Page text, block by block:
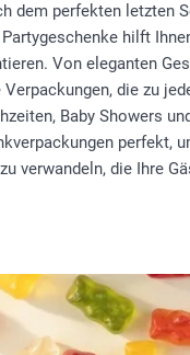
dem perfekten letzten
hilft
Von eleganten
die zu
Baby Showers
perfekt,
verwandeln, die Ihre